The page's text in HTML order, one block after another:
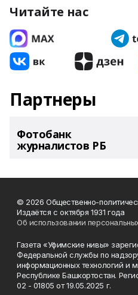
Читайте нас
Партнеры
Фотобанк
журналистов РБ
© 2026 Общественно-
Издаётся с октября 1931 года
Об использовании
Газета «Уфимские нивы»
Федеральной службы по
информационных технологий и
Республике Башкортостан.
02 - 01805 от 19.05.2025 г.